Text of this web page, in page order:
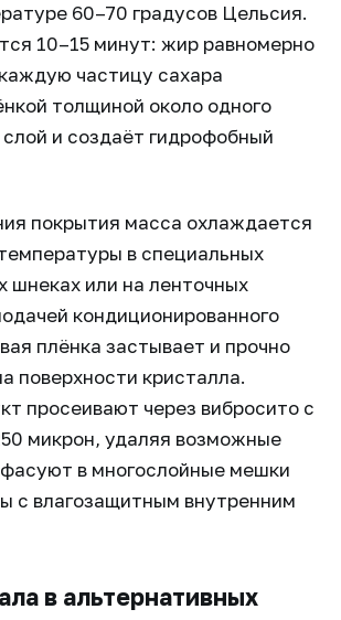
60–70 градусов Цельсия.
10–15 минут: жир равномерно
частицу сахара
толщиной около одного
и создаёт гидрофобный
покрытия масса охлаждается
в специальных
шнеках или на ленточных
кондиционированного
плёнка застывает и прочно
поверхности кристалла.
просеивают через вибросито с
микрон, удаляя возможные
в многослойные мешки
с влагозащитным внутренним
в альтернативных